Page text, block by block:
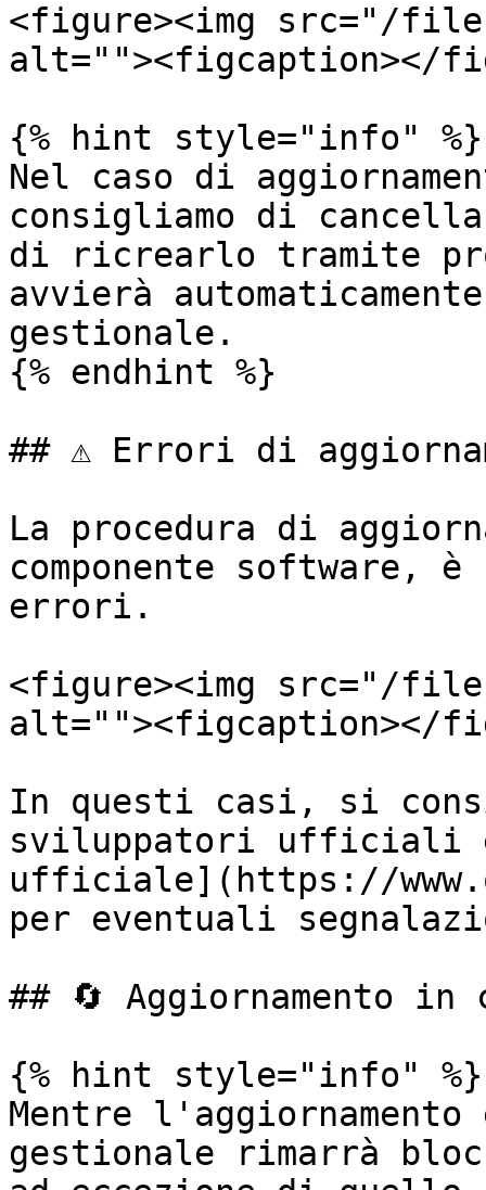
<figure><img src="/files/
alt=""><figcaption></
{% hint style="info" %}
Nel caso di
consigliamo di
di ricrearlo tramite
avvierà
gestionale.
{% endhint %}
## ⚠️ Errori di
La procedura di
componente software,
errori.
<figure><img src="/files/
alt=""><figcaption></
In questi casi, si
sviluppatori ufficiali
ufficiale](https://
per eventuali
## 🔄 Aggiornamento in
{% hint style="info" %}
Mentre
gestionale rimarrà